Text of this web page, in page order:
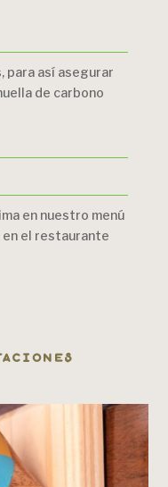
para así asegurar
de carbono
en nuestro menú
el restaurante